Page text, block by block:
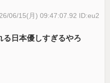
06/15(月) 09:47:07.92 ID:eu2
る日本優しすぎるやろ